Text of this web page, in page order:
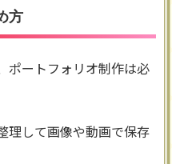
方
ポートフォリオ制作は必
理して画像や動画で保存